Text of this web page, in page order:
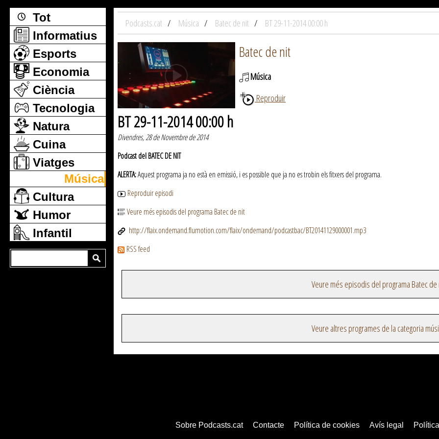
Tot
Informatius
Esports
Economia
Ciència
Tecnologia
Natura
Cuina
Viatges
Música
Cultura
Humor
Infantil
Podcasts.cat Música Batec de nit BT 29-11-2014 00:00 h
Batec de nit
Música
Reproduir
BT 29-11-2014 00:00 h
Divendres, 28 de Novembre de 2014
Podcast del BATEC DE NIT
ALERTA:Aquest programa ja no està en emissió, i es possible que ja no es trobin els fitxers del programa.
Reproduir episodi
Veure més episodis del programa Batec de nit
http://flaix.ondemand.flumotion.com/flaix/ondemand/podcastbac/BT20141129000001.mp3
RSS feed
Veure més episodis del programa Batec de
Veure altres programes de la categoria
Sobre Podcasts.cat Contacte Política de cookies Avís legal